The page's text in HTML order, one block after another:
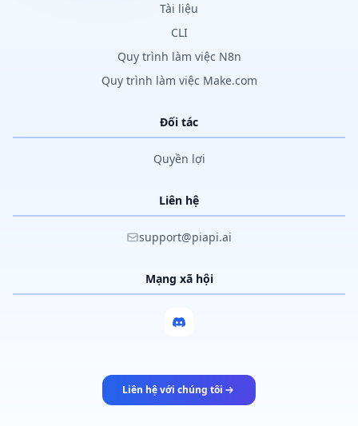
Tài liệu
CLI
Quy trình làm việc N8n
Quy trình làm việc Make.com
Đối tác
Quyền lợi
Liên hệ
support@piapi.ai
Mạng xã hội
Liên hệ với chúng tôi